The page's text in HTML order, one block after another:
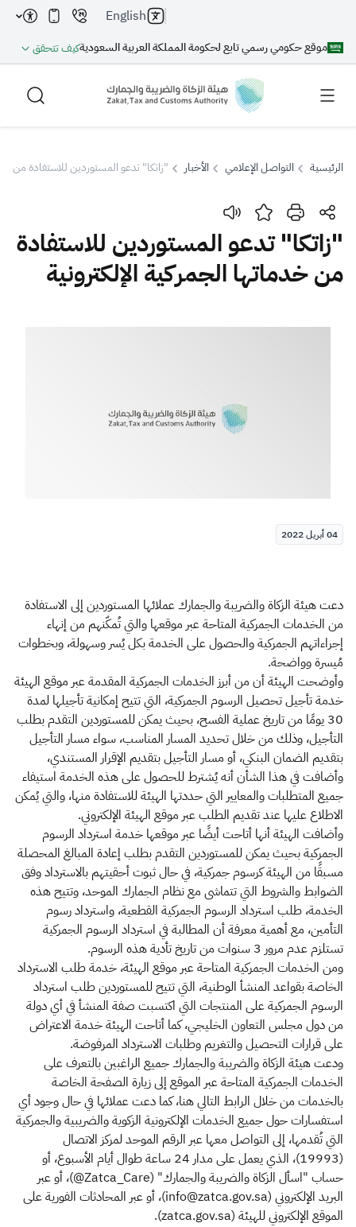
موقع حكومي رسمي تابع لحكومة المملكة العربية السعوديةكيف تتحقق
English
بحث
بحث بحث AI
اقتراحات
الرئيسية التواصل الإعلامي الأخبار "زاتكا" تدعو المستوردين للاستفادة من
"زاتكا" تدعو المستوردين للاستفادة
من خدماتها الجمركية الإلكترونية
04 أبريل 2022
دعت هيئة الزكاة والضريبة والجمارك عملائها المستوردين إلى الاستفادة
من الخدمات الجمركية المتاحة عبر موقعها والتي تُمكّنهم من إنهاء
إجراءاتهم الجمركية والحصول على الخدمة بكل يُسر وسهولة، وبخطوات
مُيسرة وواضحة.
وأوضحت الهيئة أن من أبرز الخدمات الجمركية المقدمة عبر موقع الهيئة
خدمة تأجيل تحصيل الرسوم الجمركية، التي تتيح إمكانية تأجيلها لمدة
30 يومًا من تاريخ عملية الفسح، بحيث يمكن للمستوردين التقدم بطلب
التأجيل، وذلك من خلال تحديد المسار المناسب، سواء مسار التأجيل
بتقديم الضمان البنكي، أو مسار التأجيل بتقديم الإقرار المستندي،
وأضافت في هذا الشأن أنه يُشترط للحصول على هذه الخدمة استيفاء
جميع المتطلبات والمعايير التي حددتها الهيئة للاستفادة منها، والتي يُمكن
الاطلاع عليها عند تقديم الطلب عبر موقع الهيئة الإلكتروني.
وأضافت الهيئة أنها أتاحت أيضًا عبر موقعها خدمة استرداد الرسوم
الجمركية بحيث يمكن للمستوردين التقدم بطلب إعادة المبالغ المحصلة
مسبقًا من الهيئة كرسوم جمركية، في حال ثبوت أحقيتهم بالاسترداد وفق
الضوابط والشروط التي تتماشى مع نظام الجمارك الموحد، وتتيح هذه
الخدمة، طلب استرداد الرسوم الجمركية القطعية، واسترداد رسوم
التأمين، مع أهمية معرفة أن المطالبة في استرداد الرسوم الجمركية
تستلزم عدم مرور 3 سنوات من تاريخ تأدية هذه الرسوم.
ومن الخدمات الجمركية المتاحة عبر موقع الهيئة، خدمة طلب الاسترداد
الخاصة بقواعد المنشأ الوطنية، التي تتيح للمستوردين طلب استرداد
الرسوم الجمركية على المنتجات التي اكتسبت صفة المنشأ في أي دولة
من دول مجلس التعاون الخليجي، كما أتاحت الهيئة خدمة الاعتراض
على قرارات التحصيل والتغريم وطلبات الاسترداد المرفوضة.
ودعت هيئة الزكاة والضريبة والجمارك جميع الراغبين بالتعرف على
الخدمات الجمركية المتاحة عبر الموقع إلى زيارة الصفحة الخاصة
بالخدمات من خلال الرابط التالي هنا، كما دعت عملائها في حال وجود أي
استفسارات حول جميع الخدمات الإلكترونية الزكوية والضريبية والجمركية
التي تُقدمها، إلى التواصل معها عبر الرقم الموحد لمركز الاتصال
(19993)، الذي يعمل على مدار 24 ساعة طوال أيام الأسبوع، أو
حساب "اسأل الزكاة والضريبة والجمارك" (Zatca_Care@)، أو عبر
البريد الإلكتروني (info@zatca.gov.sa)، أو عبر المحادثات الفورية على
الموقع الإلكتروني للهيئة (zatca.gov.sa).​